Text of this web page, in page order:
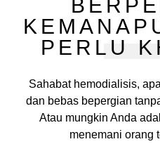
PERLU
Sahabat hemodialisis,
dan bebas bepergian
Atau mungkin Anda
menemani orang